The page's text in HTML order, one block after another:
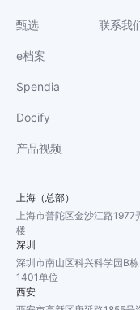
甄选
e档案
Spendia
Docify
产品视频
联系我
上海（总部）
上海市普陀区金沙江路1977
楼
深圳
深圳市南山区科兴科学园B
1401单位
西安